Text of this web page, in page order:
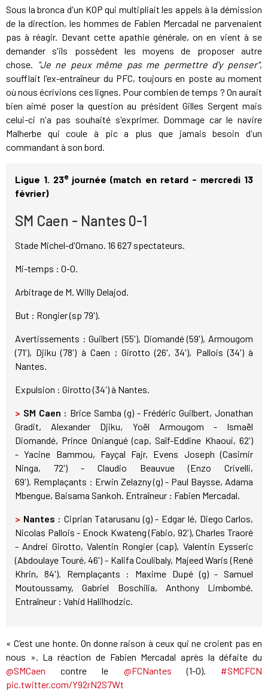
Sous la bronca d'un KOP qui multipliait les appels à la démission
de la direction, les hommes de Fabien Mercadal ne parvenaient
pas à réagir. Devant cette apathie générale, on en vient à se
demander s'ils possèdent les moyens de proposer autre
chose. "Je ne peux même pas me permettre d'y penser",
soufflait l'ex-entraîneur du PFC, toujours en poste au moment
où nous écrivions ces lignes. Pour combien de temps ? On aurait
bien aimé poser la question au président Gilles Sergent mais
celui-ci n'a pas souhaité s'exprimer. Dommage car le navire
Malherbe qui coule à pic a plus que jamais besoin d'un
commandant à son bord.
Ligue 1. 23ejournée (match en retard - mercredi 13
février)
SM Caen - Nantes 0-1
Stade Michel-d'Ornano. 16 627 spectateurs.
Mi-temps : 0-0.
Arbitrage de M. Willy Delajod.
But : Rongier (sp 79').
Avertissements : Guilbert (55'), Diomandé (59'), Armougom
(71'), Djiku (78') à Caen ; Girotto (26', 34'), Pallois (34') à
Nantes.
Expulsion : Girotto (34') à Nantes.
> SM Caen : Brice Samba (g) - Frédéric Guilbert, Jonathan
Gradit, Alexander Djiku, Yoël Armougom - Ismaël
Diomandé, Prince Oniangué (cap, Saîf-Eddine Khaoui, 62')
- Yacine Bammou, Fayçal Fajr, Evens Joseph (Casimir
Ninga, 72') - Claudio Beauvue (Enzo Crivelli,
69'). Remplaçants : Erwin Zelazny (g) - Paul Baysse, Adama
Mbengue, Baisama Sankoh. Entraîneur : Fabien Mercadal.
> Nantes : Ciprian Tatarusanu (g) - Edgar Ié, Diego Carlos,
Nicolas Pallois - Enock Kwateng (Fabio, 92'), Charles Traoré
- Andrei Girotto, Valentin Rongier (cap), Valentin Eysseric
(Abdoulaye Touré, 46') - Kalifa Coulibaly, Majeed Waris (René
Khrin, 84'). Remplaçants : Maxime Dupé (g) - Samuel
Moutoussamy, Gabriel Boschilia, Anthony Limbombé.
Entraîneur : Vahid Halilhodzic.
« C’est une honte. On donne raison à ceux qui ne croient pas en
nous ». La réaction de Fabien Mercadal après la défaite du
@SMCaen contre le @FCNantes (1-0). #SMCFCN
pic.twitter.com/Y92rN2S7Wt